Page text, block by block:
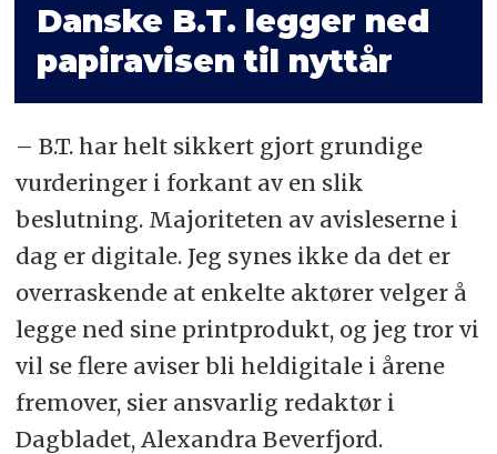
Danske B.T. legger ned
papir­avisen til nyttår
– B.T. har helt sikkert gjort grundige
vurderinger i forkant av en slik
beslutning. Majoriteten av avisleserne i
dag er digitale. Jeg synes ikke da det er
overraskende at enkelte aktører velger å
legge ned sine printprodukt, og jeg tror vi
vil se flere aviser bli heldigitale i årene
fremover, sier ansvarlig redaktør i
Dagbladet, Alexandra Beverfjord.